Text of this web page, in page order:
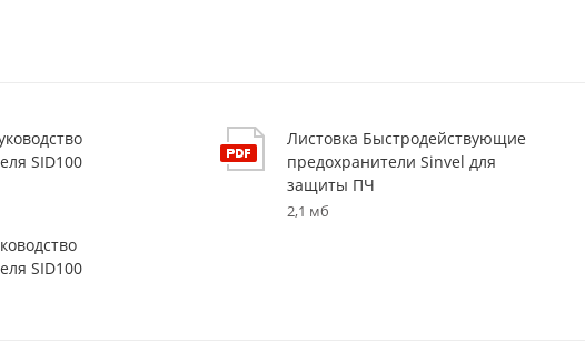
SID100
Листовка Быстродействующие
предохранители Sinvel для
защиты ПЧ
2,1 мб
SID100